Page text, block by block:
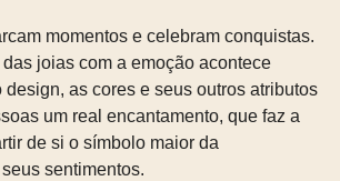
momentos e celebram conquistas.
joias com a emoção acontece
as cores e seus outros atributos
um real encantamento, que faz a
de si o símbolo maior da
sentimentos.